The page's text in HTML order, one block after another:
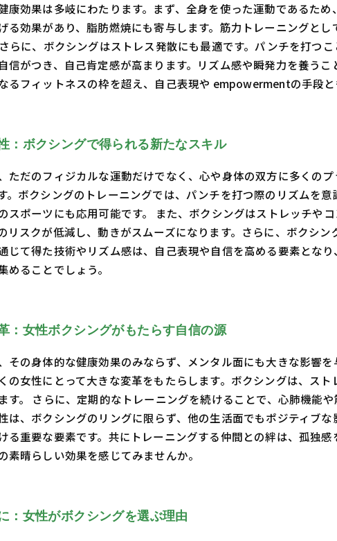
康効果は多岐にわたります。まず、全身を使った運動であるた
る効果があり、脂肪燃焼にも寄与します。筋力トレーニングと
らに、ボクシングはストレス発散にも最適です。パンチを打つ
信がつき、自己肯定感が高まります。リズム感や瞬発力を養う
るフィットネスの枠を超え、自己表現や empowermentの手段
：ボクシングで得られる新たなスキル
ただのフィジカルな運動だけでなく、心や身体の双方に多くの
。ボクシングのトレーニングでは、パンチを打つ際のリズムを
スポーツにも応用可能です。 また、ボクシングはストレッチや
リスクが低減し、動きがスムーズになります。さらに、ボクシ
じて得た技術やリズム感は、自己表現や自信を高める要素とな
めることでしょう。
：女性ボクシングがもたらす自信の源
その身体的な健康効果のみならず、メンタル面にも大きな影響
の女性にとって大きな変革をもたらします。ボクシングは、ス
す。 さらに、定期的なトレーニングを続けることで、心肺機能
は、ボクシングのリングに限らず、他の生活面でもポジティブ
る重要な要素です。共にトレーニングする仲間との絆は、孤独
素晴らしい効果を感じてみませんか。
：女性がボクシングを選ぶ理由